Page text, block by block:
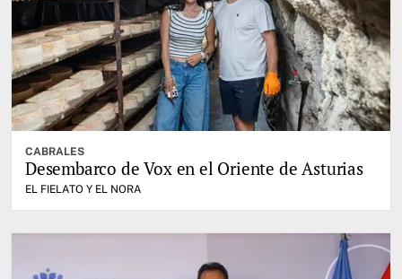
CABRALES
Desembarco de Vox en el Oriente de Asturias
EL FIELATO Y EL NORA